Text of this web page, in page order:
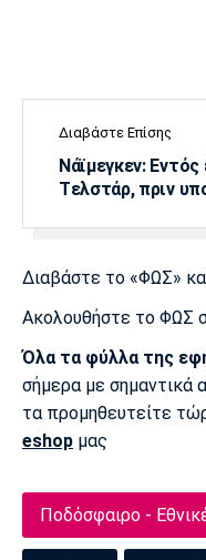
Διαβάστε Επίσης
Νάϊμεγκεν:
Tελστάρ, πριν
Διαβάστε το «ΦΩΣ»
Ακολουθήστε το ΦΩΣ
Όλα τα φύλλα της
σήμερα με σημαντικά
τα προμηθευτείτε
eshop μας
Ποδόσφαιρο -